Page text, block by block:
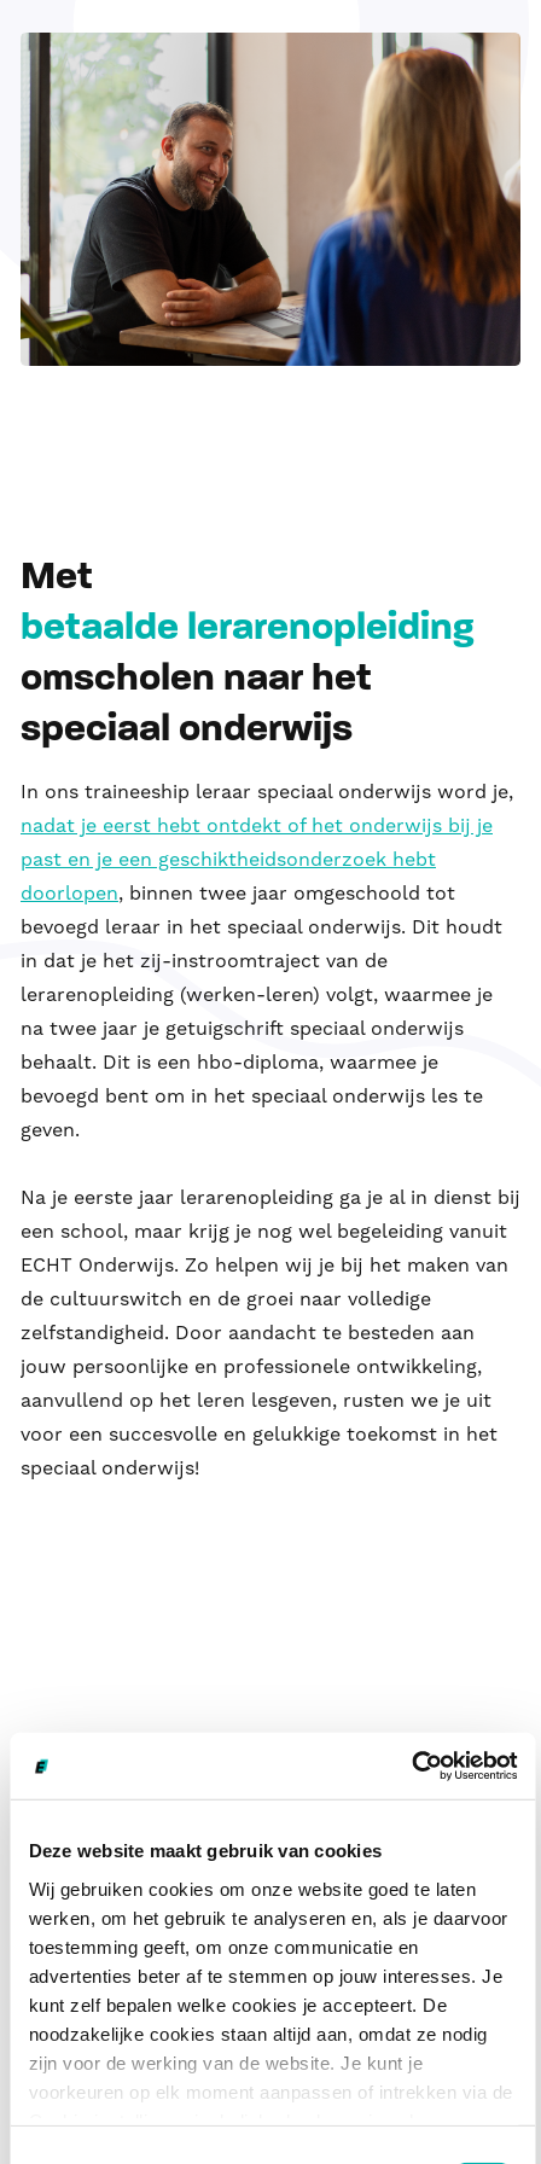
Deze website maakt gebruik van cookies
Wij gebruiken cookies om onze website goed te laten
werken, om het gebruik te analyseren en, als je daarvoor
toestemming geeft, om onze communicatie en
advertenties beter af te stemmen op jouw interesses. Je
kunt zelf bepalen welke cookies je accepteert. De
noodzakelijke cookies staan altijd aan, omdat ze nodig
zijn voor de werking van de website. Je kunt je
voorkeuren op elk moment aanpassen of intrekken via de
Met
betaalde lerarenopleiding
omscholen naar het
speciaal onderwijs
In ons traineeship leraar speciaal onderwijs word je,
nadat je eerst hebt ontdekt of het onderwijs bij je
past en je een geschiktheidsonderzoek hebt
doorlopen, binnen twee jaar omgeschoold tot
bevoegd leraar in het speciaal onderwijs. Dit houdt
in dat je het zij-instroomtraject van de
lerarenopleiding (werken-leren) volgt, waarmee je
na twee jaar je getuigschrift speciaal onderwijs
behaalt. Dit is een hbo-diploma, waarmee je
bevoegd bent om in het speciaal onderwijs les te
geven.
Na je eerste jaar lerarenopleiding ga je al in dienst bij
een school, maar krijg je nog wel begeleiding vanuit
ECHT Onderwijs. Zo helpen wij je bij het maken van
de cultuurswitch en de groei naar volledige
zelfstandigheid. Door aandacht te besteden aan
jouw persoonlijke en professionele ontwikkeling,
aanvullend op het leren lesgeven, rusten we je uit
voor een succesvolle en gelukkige toekomst in het
speciaal onderwijs!
ECHTe mensen,
ECHTe verhalen
"Ik voelde me gelijk welkom; de directeur liet
meteen de hele school zien, vroeg wat ik wilde
en toen hebben we samen gekeken hoe we
mijn functie konden invullen. Ik merk dat ik
echt mijn passie heb gevonden. Na de zomer ga
ik beginnen met het zij-instroomtraject en